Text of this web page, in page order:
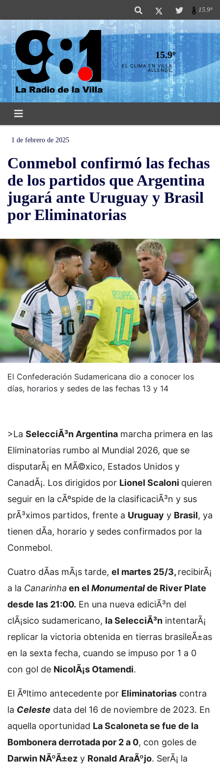
15.9º
15.9º
EL CLIMA EN VILLA
ALLENDE
1 de febrero de 2025
Conmebol confirmó las fechas
de los partidos que Argentina
jugará ante Uruguay y Brasil
por Eliminatorias
El Confederación Sudamericana dio a conocer los
días, horarios y sedes de las fechas 13 y 14
>La SelecciÃ³n Argentina marcha primera en las
Eliminatorias rumbo al Mundial 2026, que se
disputarÃ¡ en MÃ©xico, Estados Unidos y
CanadÃ¡. Los dirigidos por Lionel Scaloni quieren
seguir en la cÃºspide de la clasificaciÃ³n y sus
prÃ³ximos partidos, frente a Uruguay y Brasil, ya
tienen dÃ­a, horario y sedes confirmados por la
Conmebol.
Cuatro dÃ­as mÃ¡s tarde, el martes 25/3, recibirÃ¡
a la Canarinha en el Monumentalde River Plate
desde las 21:00. En una nueva ediciÃ³n del
clÃ¡sico sudamericano, la SelecciÃ³n intentarÃ¡
replicar la victoria obtenida en tierras brasileÃ±as
en la sexta fecha, cuando se impuso por 1 a 0
con gol de NicolÃ¡s Otamendi.
El Ãºltimo antecedente por Eliminatorias contra
la Celeste data del 16 de noviembre de 2023. En
aquella oportunidad La Scaloneta se fue de la
Bombonera derrotada por 2 a 0, con goles de
Darwin NÃºÃ±ez y Ronald AraÃºjo. SerÃ¡ la